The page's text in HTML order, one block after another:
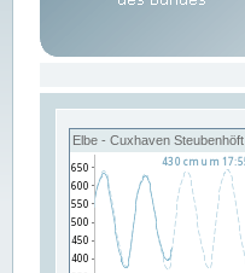
Elbe - Cuxhaven Steubenhöft